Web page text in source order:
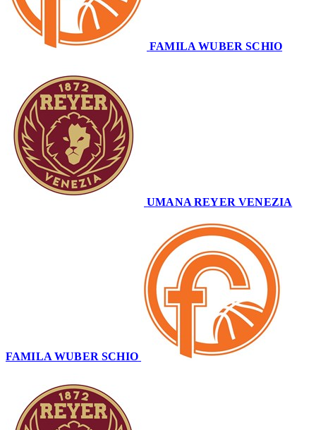
FAMILA WUBER SCHIO
UMANA REYER VENEZIA
FAMILA WUBER SCHIO